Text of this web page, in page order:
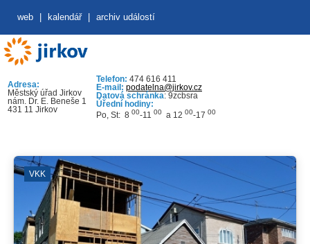
web kalendář archiv událostí
Adresa:
Městský úřad Jirkov
nám. Dr. E. Beneše 1
431 11 Jirkov
Telefon: 474 616 411
E-mail: podatelna@jirkov.cz
Datová schránka: 9zcbsra
Úřední hodiny:
Po, St: 8 00-11 00 a 12 00-17 00
VKK